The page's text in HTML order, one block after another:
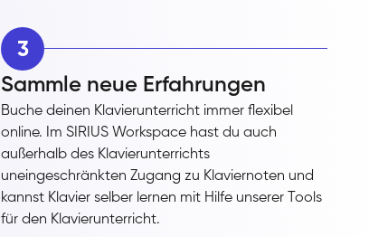
3
Sammle neue Erfahrungen
Buche deinen Klavierunterricht immer flexibel
online. Im SIRIUS Workspace hast du auch
außerhalb des Klavierunterrichts
uneingeschränkten Zugang zu Klaviernoten und
kannst Klavier selber lernen mit Hilfe unserer Tools
für den Klavierunterricht.